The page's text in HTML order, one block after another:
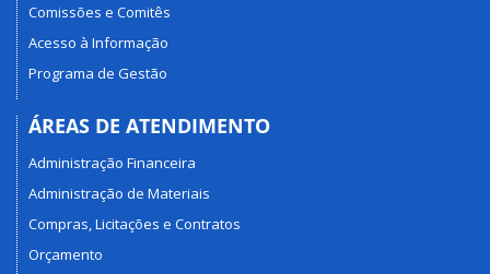
Comissões e Comitês
Acesso à Informação
Programa de Gestão
ÁREAS DE ATENDIMENTO
Administração Financeira
Administração de Materiais
Compras, Licitações e Contratos
Orçamento